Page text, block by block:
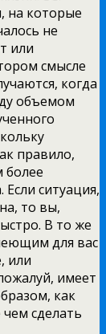
на которые
не
или
смысле
когда
объемом
правило,
более
ситуация,
то вы,
В то же
для вас
или
имеет
как
сделать